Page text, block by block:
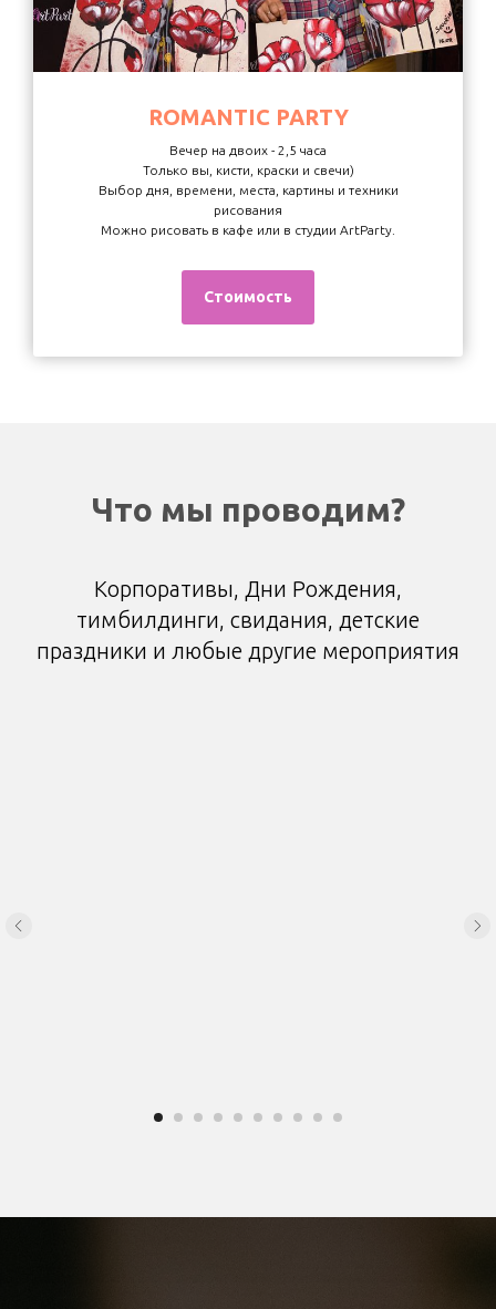
ROMANTIC PARTY
Вечер на двоих - 2,5 часа
Только вы, кисти, краски и свечи)
Выбор дня, времени, места, картины и техники
рисования
Можно рисовать в кафе или в студии ArtParty.
Стоимость
Что мы проводим?
Корпоративы, Дни Рождения,
тимбилдинги, свидания, детские
праздники и любые другие мероприятия